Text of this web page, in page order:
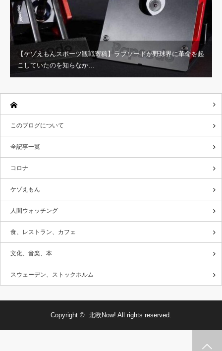
【ケゾえもんスポーツ観戦寄稿】ラプソードが野球界に革命を起
こしていたのを知らなか…
このブログについて
全記事一覧
コロナ
ケゾえもん
人間ウォッチング
食、レストラン、カフェ
文化、音楽、本
スウェーデン、ストックホルム
Copyright © 北欧Now! All rights reserved.